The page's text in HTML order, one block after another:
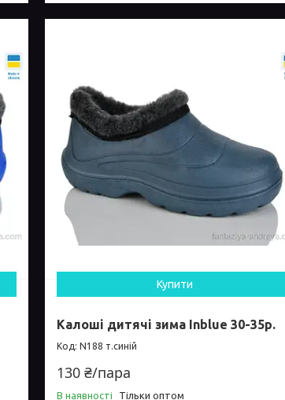
Купити
Калоші дитячі зима Inblue 30-35р.
N188 т.синій
130 ₴/пара
В наявності Тільки оптом